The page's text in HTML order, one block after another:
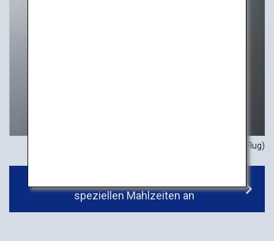
Beispiel-Mahlzeit (internationaler Flug)
speziellen Mahlzeiten an